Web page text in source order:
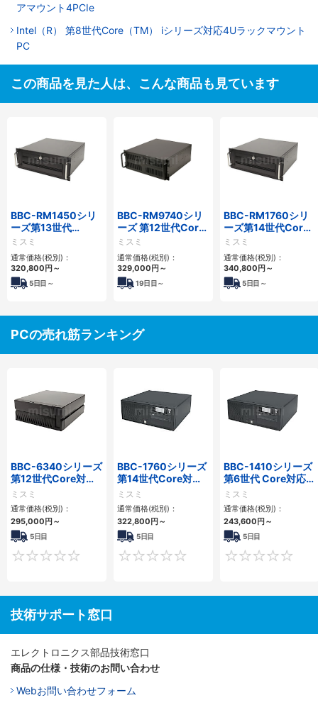
アマウント4PCIe
Intel（R） 第8世代Core（TM） iシリーズ対応4Uラックマウント
PC
この商品を見た人は、こんな商品も見ています
BBC-RM1450シリ
ーズ第13世代
Core・12世代
Celeron対応ラック
マウント4PCIe
ミスミ
通常価格(税別)：
320,800円～
5日目～
BBC-RM9740シリ
ーズ 第12世代Core
対応ラックマウント
FAPC4PCI・3PCIe
ミスミ
通常価格(税別)：
329,000円～
19日目～
BBC-RM1760シリ
ーズ第14世代Core
対応ラックマウント
3PCIe
ミスミ
通常価格(税別)：
340,800円～
5日目～
PCの売れ筋ランキング
BBC-6340シリーズ
第12世代Core対応
小型フロアマウント
PC2PCI/2PCIe
ミスミ
通常価格(税別)：
295,000円～
5日目
0
BBC-1760シリーズ
第14世代Core対応
小型フロアマウント
3PCIe
ミスミ
通常価格(税別)：
322,800円～
5日目
0
BBC-1410シリーズ
第6世代 Core対応フ
ロアマウントFAPC
3PCI・3PCIe
ミスミ
通常価格(税別)：
243,600円～
5日目
技術サポート窓口
エレクトロニクス部品技術窓口
商品の仕様・技術のお問い合わせ
Webお問い合わせフォーム